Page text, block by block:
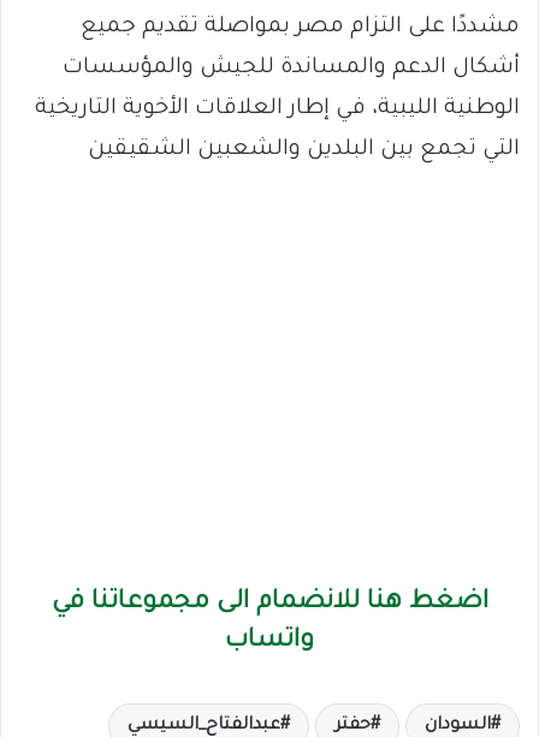
مشددًا على التزام مصر بمواصلة تقديم جميع
أشكال الدعم والمساندة للجيش والمؤسسات
الوطنية الليبية، في إطار العلاقات الأخوية التاريخية
التي تجمع بين البلدين والشعبين الشقيقين
اضغط هنا للانضمام الى مجموعاتنا في
واتساب
السودان حفتر عبدالفتاح_السيسي